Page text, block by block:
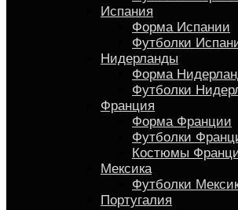
Испания
Форма Испании
Футболки
Нидерланды
Форма
Футболки
Франция
Форма Франции
Футболки
Костюмы
Мексика
Футболки
Португалия